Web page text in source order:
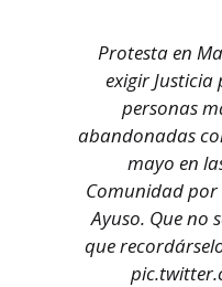
Protesta en
exigir Justicia
personas
abandonadas
mayo en
Comunidad
Ayuso. Que no
que